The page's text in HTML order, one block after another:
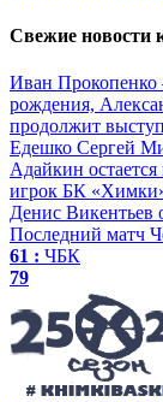
Свежие новости
Иван
рождения,
продолжит
Едешко Сергей
Адайкин
игрок БК
Денис Викентьев
Последний матч
61 : ЧБК
79